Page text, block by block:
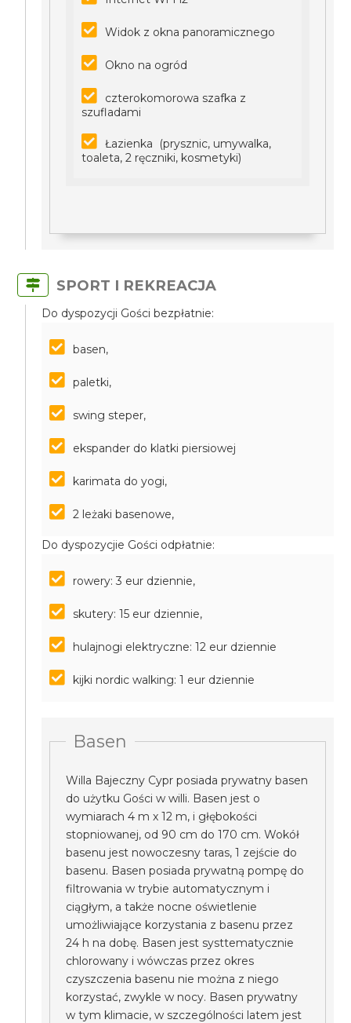
Widok z okna panoramicznego
Okno na ogród
czterokomorowa szafka z
szufladami
Łazienka (prysznic, umywalka,
toaleta, 2 ręczniki, kosmetyki)
SPORT I REKREACJA
Do dyspozycji Gości bezpłatnie:
basen,
paletki,
swing steper,
ekspander do klatki piersiowej
karimata do yogi,
2 leżaki basenowe,
Do dyspozycjie Gości odpłatnie:
rowery: 3 eur dziennie,
skutery: 15 eur dziennie,
hulajnogi elektryczne: 12 eur dziennie
kijki nordic walking: 1 eur dziennie
Basen
Willa Bajeczny Cypr posiada prywatny basen
do użytku Gości w willi. Basen jest o
wymiarach 4 m x 12 m, i głębokości
stopniowanej, od 90 cm do 170 cm. Wokół
basenu jest nowoczesny taras, 1 zejście do
basenu. Basen posiada prywatną pompę do
filtrowania w trybie automatycznym i
ciągłym, a także nocne oświetlenie
umożliwiające korzystania z basenu przez
24 h na dobę. Basen jest systtematycznie
chlorowany i wówczas przez okres
czyszczenia basenu nie można z niego
korzystać, zwykle w nocy. Basen prywatny
w tym klimacie, w szczególności latem jest